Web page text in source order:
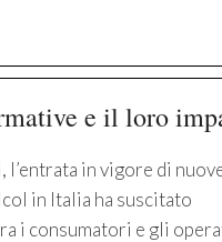
e il loro
l’entrata in vigore di
in Italia ha suscitato
i consumatori e gli